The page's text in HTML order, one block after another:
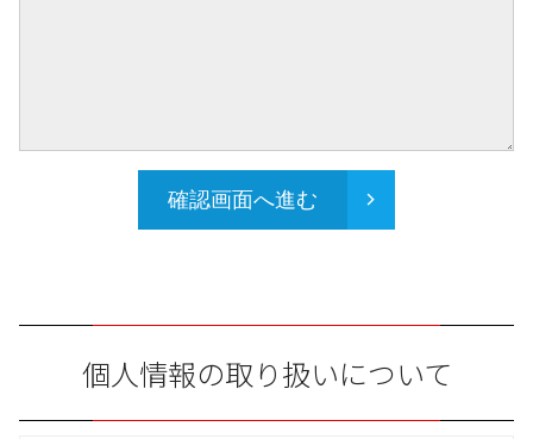
確認画面へ進む
個人情報の取り扱いについて